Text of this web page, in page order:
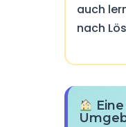
auch
nach